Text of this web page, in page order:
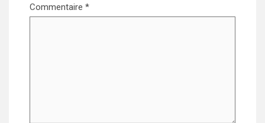
Commentaire *